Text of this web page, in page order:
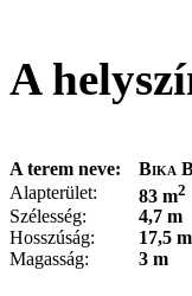
A
A terem neve:
Bika
Alapterület:
83 m2
Szélesség:
4,7 m
Hosszúság:
17,5 m
Magasság:
3 m